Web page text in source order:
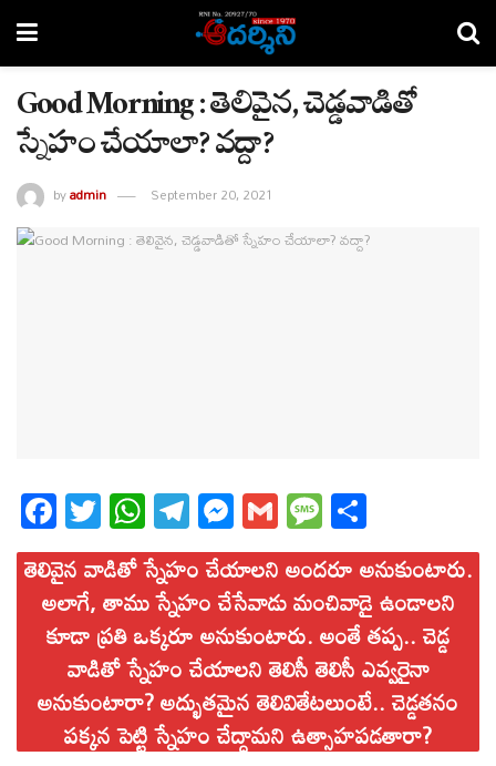
Good Morning : తెలివైన, చెడ్డవాడితో
స్నేహం చేయాలా? వద్దా?
byadmin September 20, 2021
Fa
ce
bo
ok
T
wi
tt
er
W
ha
ts
A
pp
T
el
eg
ra
m
M
es
se
ng
er
G
m
ail
M
es
sa
ge
ha
re
తెలివైన వాడితో స్నేహం చేయాలని అందరూ అనుకుంటారు.
అలాగే, తాము స్నేహం చేసేవాడు మంచివాడై ఉండాలని
కూడా ప్రతి ఒక్కరూ అనుకుంటారు. అంతే తప్ప.. చెడ్డ
వాడితో స్నేహం చేయాలని తెలిసీ తెలిసీ ఎవ్వరైనా
అనుకుంటారా? అద్భుతమైన తెలివితేటలుంటే.. చెడ్డతనం
పక్కన పెట్టి స్నేహం చేద్దామని ఉత్సాహపడతారా?